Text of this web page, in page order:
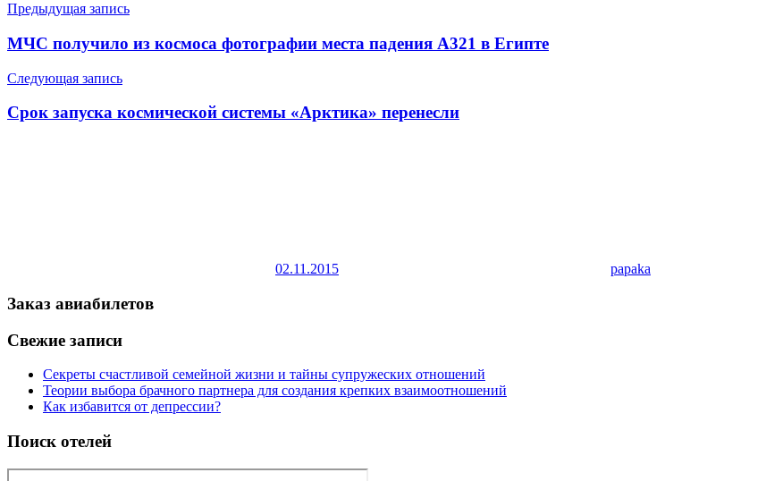
Предыдущая запись
МЧС получило из космоса фотографии места падения А321 в Египте
Следующая запись
Срок запуска космической системы «Арктика» перенесли
02.11.2015 papaka
Заказ авиабилетов
Свежие записи
Секреты счастливой семейной жизни и тайны супружеских отношений
Теории выбора брачного партнера для создания крепких взаимоотношений
Как избавится от депрессии?
Поиск отелей